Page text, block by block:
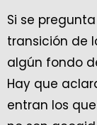
Si se
transición de
algún fondo
Hay que
entran los